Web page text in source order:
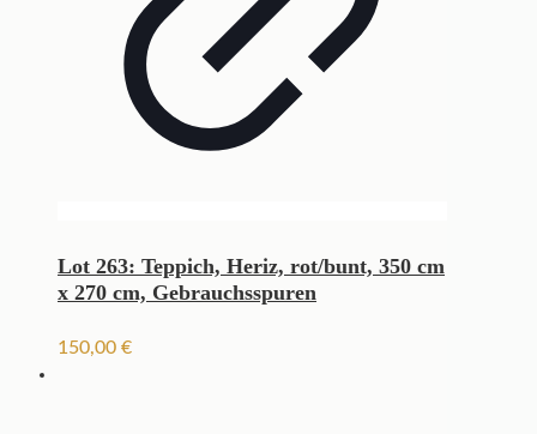
Lot 263: Teppich, Heriz, rot/bunt, 350 cm
x 270 cm, Gebrauchsspuren
150,00 €